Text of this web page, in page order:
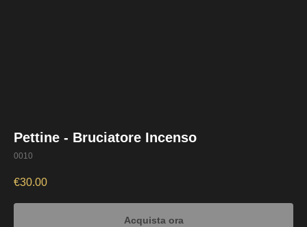
Pettine - Bruciatore Incenso
0010
€30.00
Acquista ora